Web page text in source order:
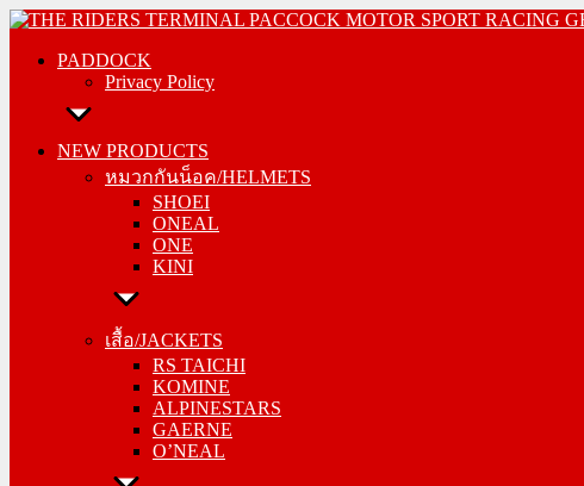
Skip
contentPADDOCK
Privacy Policy
NEW PRODUCTS
หมวกกันน็อค/HELMETS
SHOEI
ONEAL
ONE
KINI
เสื้อ/JACKETS
RS TAICHI
KOMINE
ALPINESTARS
GAERNE
O’NEAL
Privacy Policy
หมวกกันน็อค/HELMETS
SHOEI
ONEAL
ONE
KINI
RS TAICHI
KOMINE
ALPINESTARS
GAERNE
O’NEAL